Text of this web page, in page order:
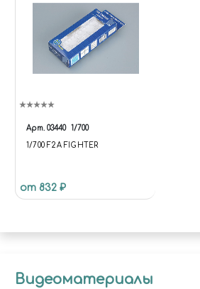
Арт. 03440 1/700
1/700 F2A FIGHTER
от 832 ₽
Видеоматериалы